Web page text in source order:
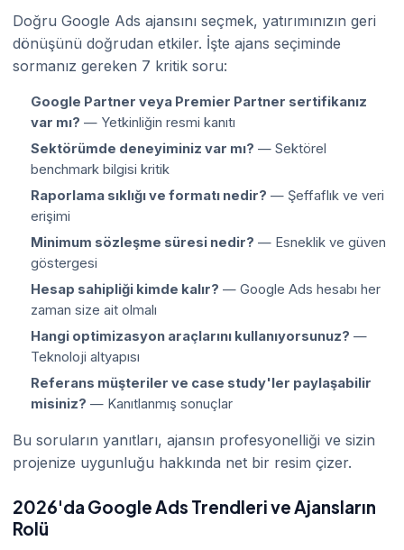
Doğru Google Ads ajansını seçmek, yatırımınızın geri
dönüşünü doğrudan etkiler. İşte ajans seçiminde
sormanız gereken 7 kritik soru:
Google Partner veya Premier Partner sertifikanız
var mı? — Yetkinliğin resmi kanıtı
Sektörümde deneyiminiz var mı? — Sektörel
benchmark bilgisi kritik
Raporlama sıklığı ve formatı nedir? — Şeffaflık ve veri
erişimi
Minimum sözleşme süresi nedir? — Esneklik ve güven
göstergesi
Hesap sahipliği kimde kalır? — Google Ads hesabı her
zaman size ait olmalı
Hangi optimizasyon araçlarını kullanıyorsunuz? —
Teknoloji altyapısı
Referans müşteriler ve case study'ler paylaşabilir
misiniz? — Kanıtlanmış sonuçlar
Bu soruların yanıtları, ajansın profesyonelliği ve sizin
projenize uygunluğu hakkında net bir resim çizer.
2026'da Google Ads Trendleri ve Ajansların
Rolü